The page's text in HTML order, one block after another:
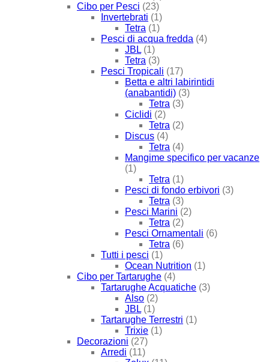
Cibo per Pesci (23)
Invertebrati (1)
Tetra (1)
Pesci di acqua fredda (4)
JBL (1)
Tetra (3)
Pesci Tropicali (17)
Betta e altri labirintidi
(anabantidi) (3)
Tetra (3)
Ciclidi (2)
Tetra (2)
Discus (4)
Tetra (4)
Mangime specifico per vacanze
(1)
Tetra (1)
Pesci di fondo erbivori (3)
Tetra (3)
Pesci Marini (2)
Tetra (2)
Pesci Ornamentali (6)
Tetra (6)
Tutti i pesci (1)
Ocean Nutrition (1)
Cibo per Tartarughe (4)
Tartarughe Acquatiche (3)
Also (2)
JBL (1)
Tartarughe Terrestri (1)
Trixie (1)
Decorazioni (27)
Arredi (11)